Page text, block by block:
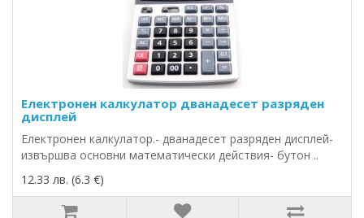
Електронен калкулатор дванадесет разряден
дисплей
Електронен калкулатор.- дванадесет разряден дисплей-
извършва основни математически действия- бутон ..
12.33 лв. (6.3 €)